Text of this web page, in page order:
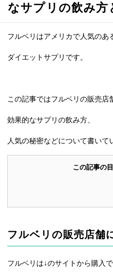
なサプリの飲み方
フルベリはアメリカで人気のあ
ダイエットサプリです。
この記事ではフルベリの販売店
効果的なサプリの飲み方、
人気の秘密などについて書いて
この記事の
フルベリの販売店舗
フルベリは↓のサイトから購入で